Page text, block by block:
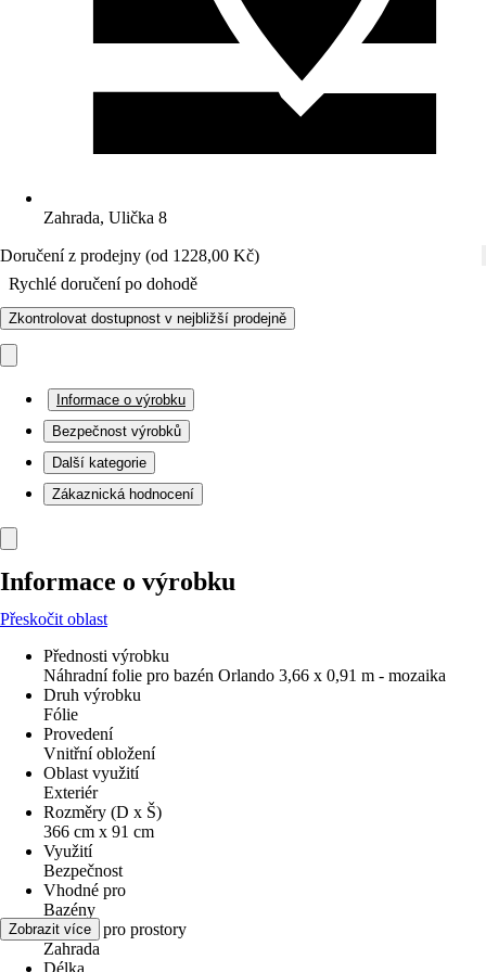
Zahrada, Ulička 8
Doručení z prodejny (od 1228,00 Kč)
Rychlé doručení po dohodě
Zkontrolovat dostupnost v nejbližší prodejně
Informace o výrobku
Bezpečnost výrobků
Další kategorie
Zákaznická hodnocení
Informace o výrobku
Přeskočit oblast
Přednosti výrobku
Náhradní folie pro bazén Orlando 3,66 x 0,91 m - mozaika
Druh výrobku
Fólie
Provedení
Vnitřní obložení
Oblast využití
Exteriér
Rozměry (D x Š)
366 cm x 91 cm
Využití
Bezpečnost
Vhodné pro
Bazény
Vhodné pro prostory
Zahrada
Délka
Zobrazit více